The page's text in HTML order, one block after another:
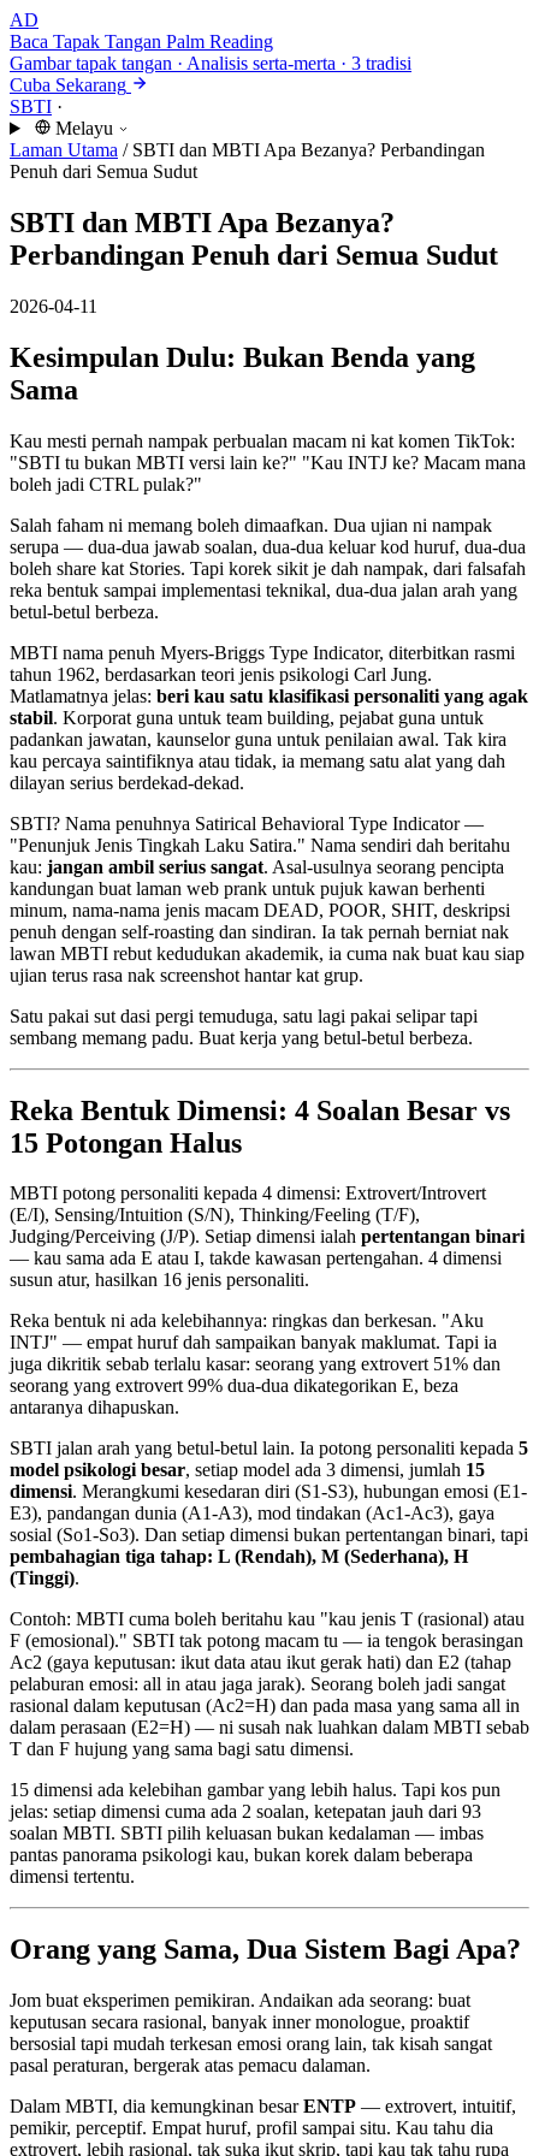
AD
Baca Tapak Tangan Palm Reading
Gambar tapak tangan · Analisis serta-merta · 3 tradisi
Cuba Sekarang
SBTI ·
Melayu
Laman Utama / SBTI dan MBTI Apa Bezanya? Perbandingan
Penuh dari Semua Sudut
SBTI dan MBTI Apa Bezanya?
Perbandingan Penuh dari Semua Sudut
2026-04-11
Kesimpulan Dulu: Bukan Benda yang
Sama
Kau mesti pernah nampak perbualan macam ni kat komen TikTok:
"SBTI tu bukan MBTI versi lain ke?" "Kau INTJ ke? Macam mana
boleh jadi CTRL pulak?"
Salah faham ni memang boleh dimaafkan. Dua ujian ni nampak
serupa — dua-dua jawab soalan, dua-dua keluar kod huruf, dua-dua
boleh share kat Stories. Tapi korek sikit je dah nampak, dari falsafah
reka bentuk sampai implementasi teknikal, dua-dua jalan arah yang
betul-betul berbeza.
MBTI nama penuh Myers-Briggs Type Indicator, diterbitkan rasmi
tahun 1962, berdasarkan teori jenis psikologi Carl Jung.
Matlamatnya jelas: beri kau satu klasifikasi personaliti yang agak
stabil. Korporat guna untuk team building, pejabat guna untuk
padankan jawatan, kaunselor guna untuk penilaian awal. Tak kira
kau percaya saintifiknya atau tidak, ia memang satu alat yang dah
dilayan serius berdekad-dekad.
SBTI? Nama penuhnya Satirical Behavioral Type Indicator —
"Penunjuk Jenis Tingkah Laku Satira." Nama sendiri dah beritahu
kau: jangan ambil serius sangat. Asal-usulnya seorang pencipta
kandungan buat laman web prank untuk pujuk kawan berhenti
minum, nama-nama jenis macam DEAD, POOR, SHIT, deskripsi
penuh dengan self-roasting dan sindiran. Ia tak pernah berniat nak
lawan MBTI rebut kedudukan akademik, ia cuma nak buat kau siap
ujian terus rasa nak screenshot hantar kat grup.
Satu pakai sut dasi pergi temuduga, satu lagi pakai selipar tapi
sembang memang padu. Buat kerja yang betul-betul berbeza.
Reka Bentuk Dimensi: 4 Soalan Besar vs
15 Potongan Halus
MBTI potong personaliti kepada 4 dimensi: Extrovert/Introvert
(E/I), Sensing/Intuition (S/N), Thinking/Feeling (T/F),
Judging/Perceiving (J/P). Setiap dimensi ialah pertentangan binari
— kau sama ada E atau I, takde kawasan pertengahan. 4 dimensi
susun atur, hasilkan 16 jenis personaliti.
Reka bentuk ni ada kelebihannya: ringkas dan berkesan. "Aku
INTJ" — empat huruf dah sampaikan banyak maklumat. Tapi ia
juga dikritik sebab terlalu kasar: seorang yang extrovert 51% dan
seorang yang extrovert 99% dua-dua dikategorikan E, beza
antaranya dihapuskan.
SBTI jalan arah yang betul-betul lain. Ia potong personaliti kepada 5
model psikologi besar, setiap model ada 3 dimensi, jumlah 15
dimensi. Merangkumi kesedaran diri (S1-S3), hubungan emosi (E1-
E3), pandangan dunia (A1-A3), mod tindakan (Ac1-Ac3), gaya
sosial (So1-So3). Dan setiap dimensi bukan pertentangan binari, tapi
pembahagian tiga tahap: L (Rendah), M (Sederhana), H
(Tinggi).
Contoh: MBTI cuma boleh beritahu kau "kau jenis T (rasional) atau
F (emosional)." SBTI tak potong macam tu — ia tengok berasingan
Ac2 (gaya keputusan: ikut data atau ikut gerak hati) dan E2 (tahap
pelaburan emosi: all in atau jaga jarak). Seorang boleh jadi sangat
rasional dalam keputusan (Ac2=H) dan pada masa yang sama all in
dalam perasaan (E2=H) — ni susah nak luahkan dalam MBTI sebab
T dan F hujung yang sama bagi satu dimensi.
15 dimensi ada kelebihan gambar yang lebih halus. Tapi kos pun
jelas: setiap dimensi cuma ada 2 soalan, ketepatan jauh dari 93
soalan MBTI. SBTI pilih keluasan bukan kedalaman — imbas
pantas panorama psikologi kau, bukan korek dalam beberapa
dimensi tertentu.
Orang yang Sama, Dua Sistem Bagi Apa?
Jom buat eksperimen pemikiran. Andaikan ada seorang: buat
keputusan secara rasional, banyak inner monologue, proaktif
bersosial tapi mudah terkesan emosi orang lain, tak kisah sangat
pasal peraturan, bergerak atas pemacu dalaman.
Dalam MBTI, dia kemungkinan besarENTP — extrovert, intuitif,
pemikir, perceptif. Empat huruf, profil sampai situ. Kau tahu dia
extrovert, lebih rasional, tak suka ikut skrip, tapi kau tak tahu rupa